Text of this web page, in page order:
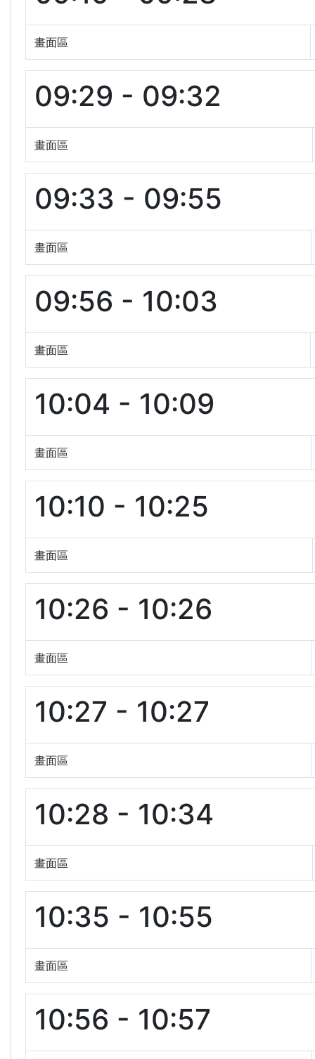
畫面區
09:29 - 09:32
畫面區
09:33 - 09:55
畫面區
09:56 - 10:03
畫面區
10:04 - 10:09
畫面區
10:10 - 10:25
畫面區
10:26 - 10:26
畫面區
10:27 - 10:27
畫面區
10:28 - 10:34
畫面區
10:35 - 10:55
畫面區
10:56 - 10:57